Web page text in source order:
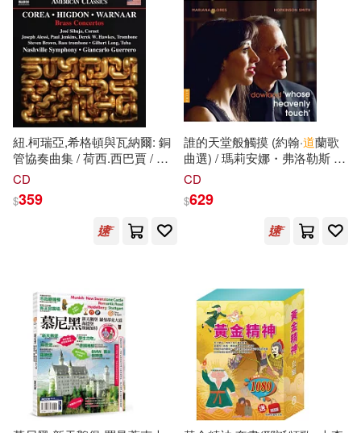
目川文化數位股份有限公司(1)
行路(1) 音樂之橋(1)
紐.柯瑞亞,希格頓與瓦納爾: 銅
管協奏曲集 / 荷西.西巴賈 / 約
瑟夫.艾莉西 / 保羅.詹金斯 / 德
吉爾伯特.朗 / 納許維爾交響樂
團 / 吉安卡洛.格雷羅
(New.Corea, Higdon &
Hawkes, Steven Brown /
Gilbert Long / Giancarlo
Guerrero / Nashville
Symphony)
CD
$359
誰的天堂般觸摸 (約翰·道蘭歌
曲選) / 瑪莉安娜・弗洛勒斯 女
高音 霍普金森.史密斯 魯特琴
Heavenly Touch / Mariana
Flores, Hopkinson Smith)
CD
$629